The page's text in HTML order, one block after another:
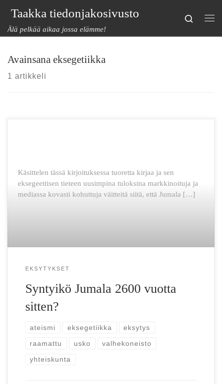
Skip to content
Taakka tiedonjakosivusto
Älä pelkää aikaa jossa elämme!
Search
Avainsana eksegetiikka
1 artikkeli
Käsittelen tässä kirjoituksessa tuoretta kirjaa ja sen
eksegeettisen tieteen uusimpina tuloksina markkinoituja ja
mediassa kovasti kohuttuja väitteitä siitä, että Jumala […]
EKSYTYKSET
Syntyikö Jumala 2600 vuotta
sitten?
ateismi eksegetiikka eksytys
raamattu usko valhekoneisto
yhteiskunta